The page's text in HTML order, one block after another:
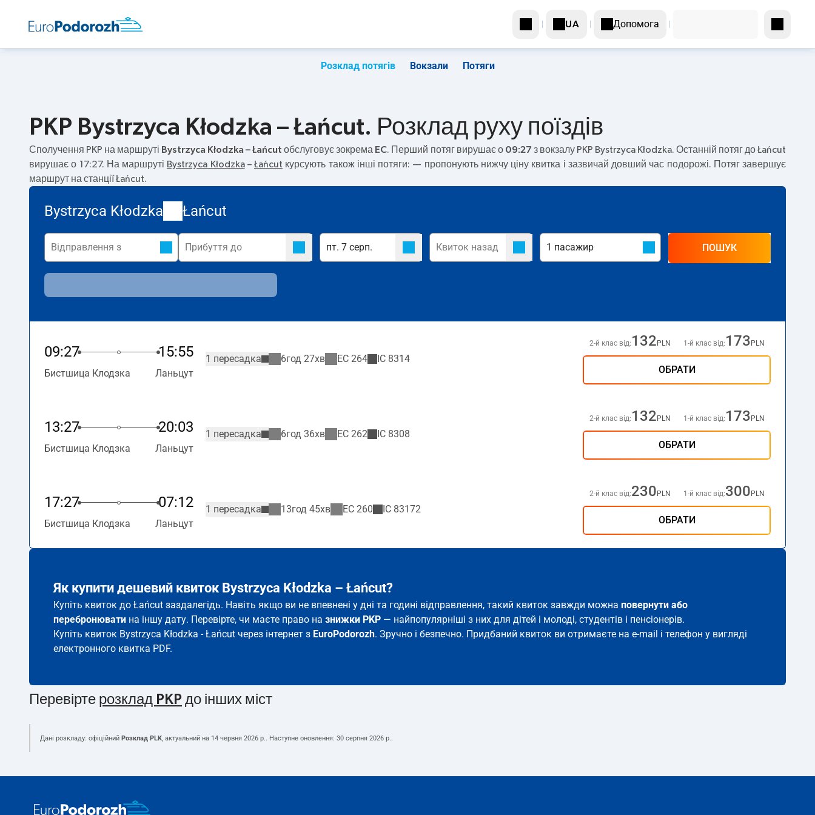
UA Допомога
Розклад потягів Вокзали Потяги
PKP Bystrzyca Kłodzka – Łańcut. Розклад руху поїздів
Сполучення PKP на маршруті Bystrzyca Kłodzka – Łańcut обслуговує зокрема EC. Перший потяг вирушає о 09:27 з вокзалу PKP Bystrzyca Kłodzka. Останній потяг до Łańcut
вирушає о 17:27. На маршруті Bystrzyca Kłodzka– Łańcut курсують також інші потяги: — пропонують нижчу ціну квитка і зазвичай довший час подорожі. Потяг завершує
маршрут на станції Łańcut.
Bystrzyca Kłodzka Łańcut
ПОШУК
09:27 15:55
Бистшица Клодзка Ланьцут
1 пересадка 6год 27хв EC 264 IC 8314
2-й клас від: 132 PLN 1-й клас від: 173 PLN
ОБРАТИ
13:27 20:03
Бистшица Клодзка Ланьцут
1 пересадка 6год 36хв EC 262 IC 8308
2-й клас від: 132 PLN 1-й клас від: 173 PLN
ОБРАТИ
17:27 07:12
Бистшица Клодзка Ланьцут
1 пересадка 13год 45хв EC 260 IC 83172
2-й клас від:230 PLN 1-й клас від:300 PLN
ОБРАТИ
Як купити дешевий квиток Bystrzyca Kłodzka – Łańcut?
Купіть квиток до Łańcut заздалегідь. Навіть якщо ви не впевнені у дні та годині відправлення, такий квиток завжди можна повернути або
перебронювати на іншу дату. Перевірте, чи маєте право на знижки PKP — найпопулярніші з них для дітей і молоді, студентів і пенсіонерів.
Купіть квиток Bystrzyca Kłodzka - Łańcut через інтернет з EuroPodorozh. Зручно і безпечно. Придбаний квиток ви отримаєте на e-mail і телефон у вигляді
електронного квитка PDF.
Перевірте розклад PKP до інших міст
Дані розкладу: офіційний Розклад PLK, актуальний на 14 червня 2026 р.. Наступне оновлення: 30 серпня 2026 р..